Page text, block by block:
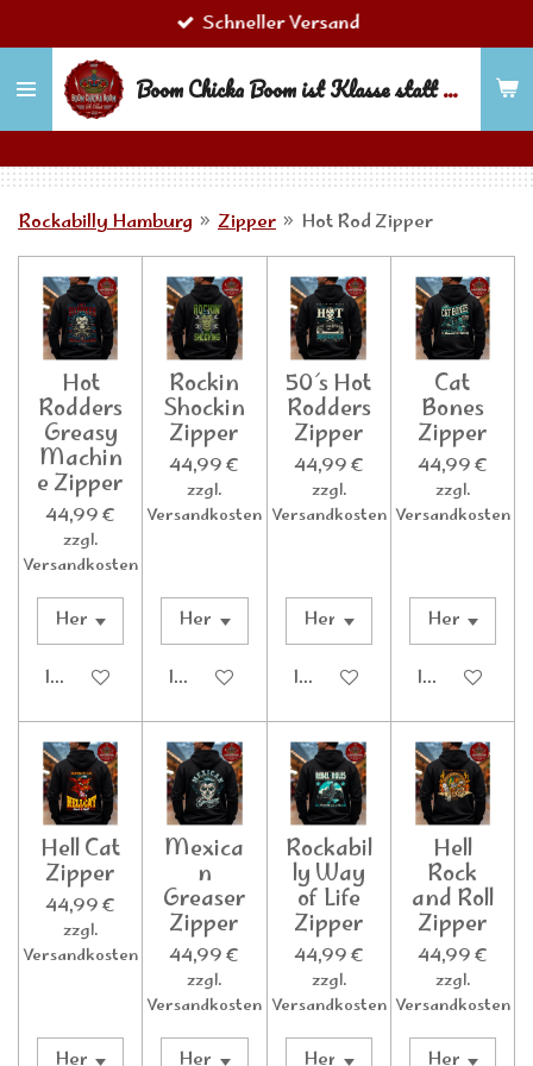
Hauptinhalt
springen
Boom Chicka Boom ist Klasse statt Masse!
Schneller Versand
Rockabilly Hamburg » Zipper » Hot Rod Zipper
Hot
Rodders
Greasy
Machin
e Zipper
44,99 €
zzgl.
Versandkosten
In den Warenkorb
Rockin
Shockin
Zipper
44,99 €
zzgl.
Versandkosten
In den Warenkorb
50´s Hot
Rodders
Zipper
44,99 €
zzgl.
Versandkosten
In den Warenkorb
Cat
Bones
Zipper
44,99 €
zzgl.
Versandkosten
In den
Hell Cat
Zipper
44,99 €
zzgl.
Versandkosten
Mexica
n
Greaser
Zipper
44,99 €
zzgl.
Versandkosten
Rockabil
ly Way
of Life
Zipper
44,99 €
zzgl.
Versandkosten
Hell
Rock
and Roll
Zipper
44,99 €
zzgl.
Versandkosten